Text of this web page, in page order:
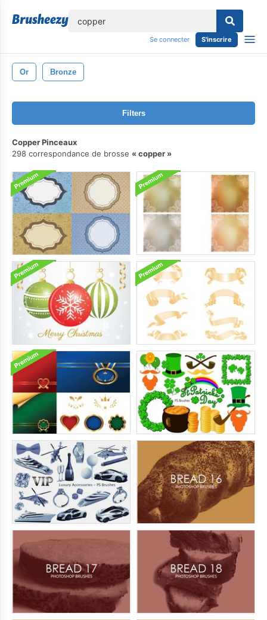
Se connecter S'inscrire
Or Bronze
Filters
Copper Pinceaux
298 correspondance de brosse
copper